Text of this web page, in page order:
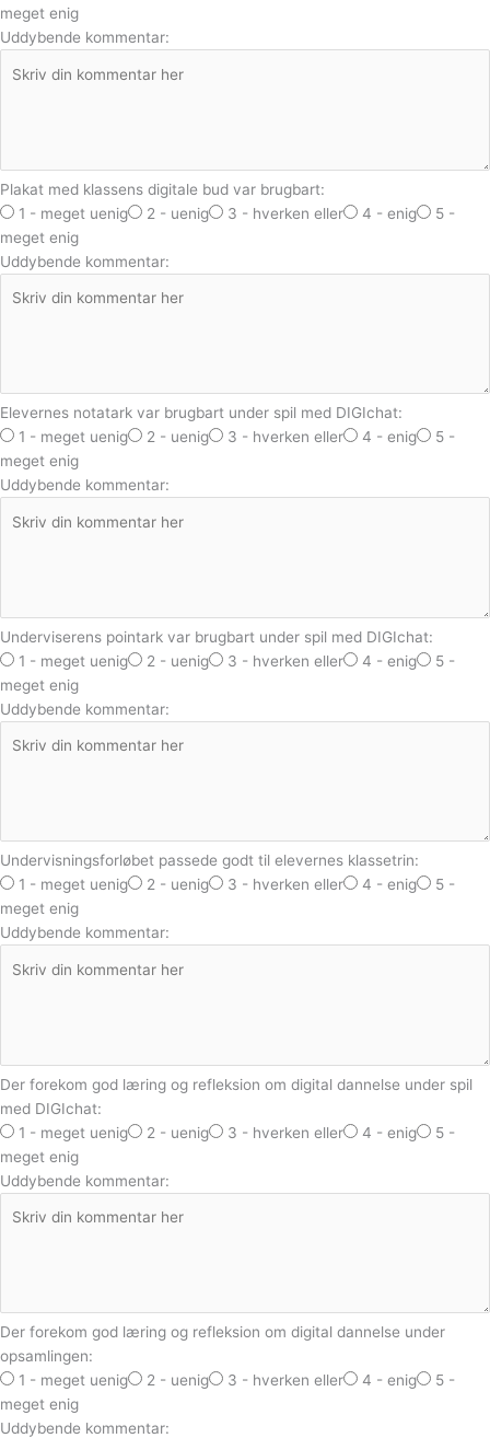
meget enig
Uddybende kommentar:
Plakat med klassens digitale bud var brugbart:
1 - meget uenig
2 - uenig 3 - hverken eller 4 - enig
5 -
meget enig
Uddybende kommentar:
Elevernes notatark var brugbart under spil med DIGIchat:
1 - meget uenig
2 - uenig 3 - hverken eller 4 - enig
5 -
meget enig
Uddybende kommentar:
Underviserens pointark var brugbart under spil med DIGIchat:
1 - meget uenig
2 - uenig 3 - hverken eller 4 - enig
5 -
meget enig
Uddybende kommentar:
Undervisningsforløbet passede godt til elevernes klassetrin:
1 - meget uenig
2 - uenig 3 - hverken eller 4 - enig
5 -
meget enig
Uddybende kommentar:
Der forekom god læring og refleksion om digital dannelse under spil
med DIGIchat:
1 - meget uenig
2 - uenig 3 - hverken eller 4 - enig
5 -
meget enig
Uddybende kommentar:
Der forekom god læring og refleksion om digital dannelse under
opsamlingen:
1 - meget uenig
2 - uenig 3 - hverken eller 4 - enig
5 -
meget enig
Uddybende kommentar: